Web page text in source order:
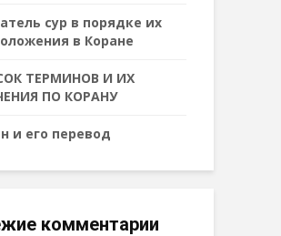
сур в порядке их
в Коране
ТЕРМИНОВ И ИХ
ПО КОРАНУ
и его перевод
комментарии